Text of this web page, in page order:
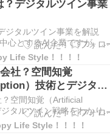
同時に行う技術を意味しま
？デジタルツイン事業
ジタルツイン事業を解説
心とするAI企業ですが、近
にも事業を拡大していま
が「Kudan PRISM」です。
は現実空間をフォトリ
Life Style！！！！
社？空間知覚
）技術とデジタル
やすく解説
空間知覚（Artificial
タルツイン戦略をわかり
な会社？ Kudanは空間知
）技術を開発する
Life Style！！！！